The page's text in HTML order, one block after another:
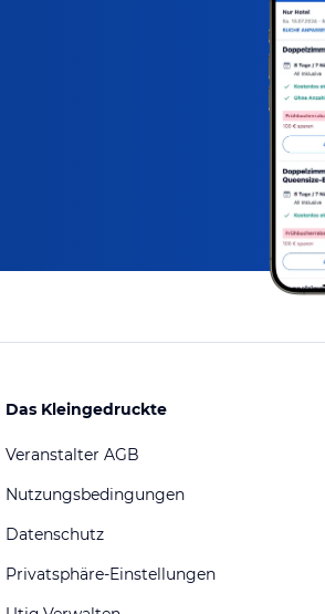
Das Kleingedruckte
Veranstalter AGB
Nutzungsbedingungen
Datenschutz
Privatsphäre-Einstellungen